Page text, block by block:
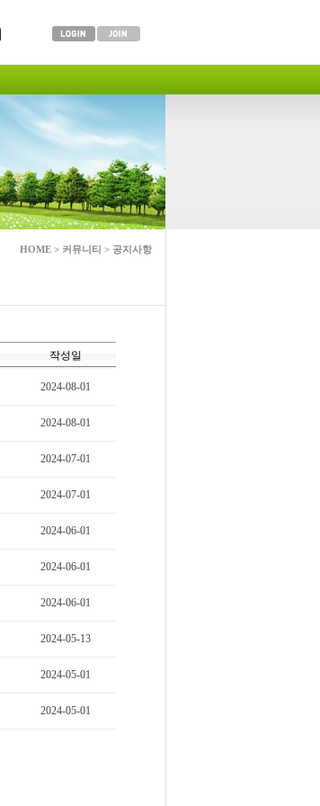
HOME > 커뮤니티 > 공지사항
작성일
2024-08-01
2024-08-01
2024-07-01
2024-07-01
2024-06-01
2024-06-01
2024-06-01
2024-05-13
2024-05-01
2024-05-01